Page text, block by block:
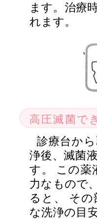
ます。治療
れます。
高圧滅菌で
診療台か
浄後、滅菌
す。 この薬
力なもので
ると、 そ
な洗浄の目